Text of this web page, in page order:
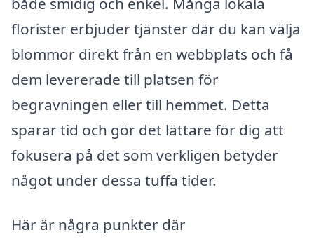
florister erbjuder tjänster där du kan välja
blommor direkt från en webbplats och få
dem levererade till platsen för
begravningen eller till hemmet. Detta
sparar tid och gör det lättare för dig att
fokusera på det som verkligen betyder
något under dessa tuffa tider.
Här är några punkter där